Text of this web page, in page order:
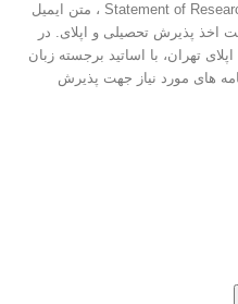
بیانیه علایق پژوهشی SRI یا Statement of Research Interest ، متن ایمیل
اخذ پذیرش تحصیلی و اپلای. در
تهران، با اساتید برجسته زبان
های مورد نیاز جهت پذیرش